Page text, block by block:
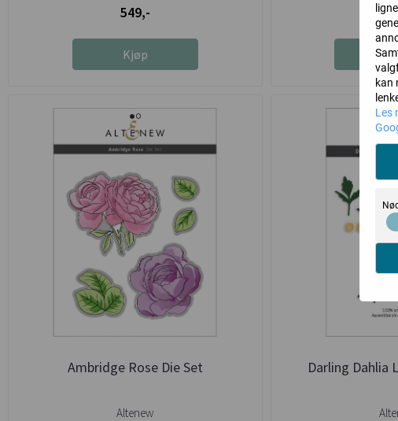
549,-
Kjøp
Ambridge Rose Die Set
Altenew
Darling Dahlia
kan
Les